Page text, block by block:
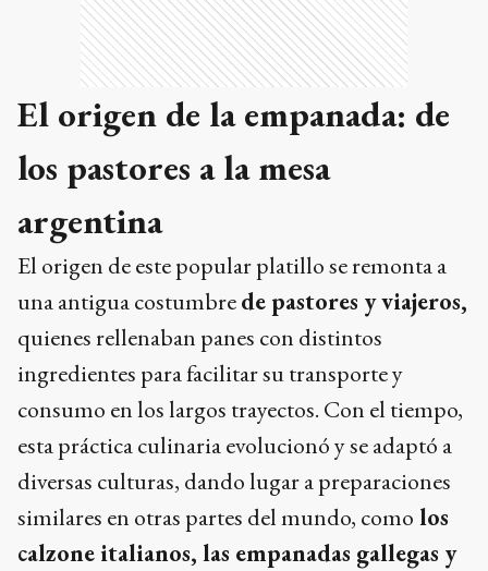
El origen de la empanada: de
los pastores a la mesa
argentina
El origen de este popular platillo se remonta a
una antigua costumbrede pastores y viajeros,
quienes rellenaban panes con distintos
ingredientes para facilitar su transporte y
consumo en los largos trayectos. Con el tiempo,
esta práctica culinaria evolucionó y se adaptó a
diversas culturas, dando lugar a preparaciones
similares en otras partes del mundo, como los
calzone italianos, las empanadas gallegas y